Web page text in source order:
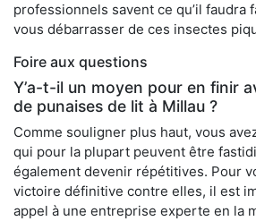
professionnels savent ce qu’il faudra
vous débarrasser de ces insectes
Foire aux questions
Y’a-t-il un moyen pour en finir
de punaises de lit à Millau ?
Comme souligner plus haut, vous
qui pour la plupart peuvent être
également devenir répétitives. Pour
victoire définitive contre elles, il est
appel à une entreprise experte en la